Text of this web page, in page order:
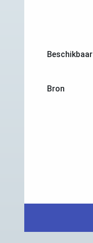
Beschikbaar
Bron